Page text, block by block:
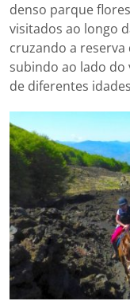
denso parque
visitados ao longo
cruzando a
subindo ao lado do
de diferentes